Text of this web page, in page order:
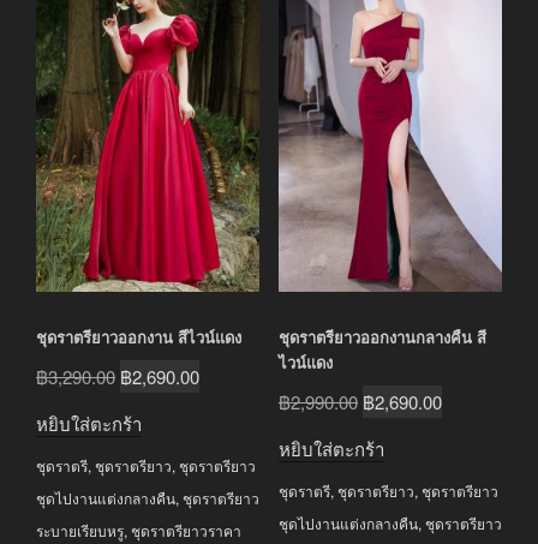
ชุดราตรียาวออกงาน สีไวน์แดง
฿3,290.00 Original
฿3,290.00.
฿2,690.00Current
฿2,690.00.
หยิบใส่ตะกร้า
ชุดราตรี, ชุดราตรียาว, ชุดราตรียาว
ชุดไปงานแต่งกลางคืน, ชุดราตรียาว
ระบายเรียบหรู, ชุดราตรียาวราคา
ชุดราตรียาวออกงานกลางคืน สี
ไวน์แดง
฿2,990.00 Original
฿2,990.00.
฿2,690.00Current
฿2,690.00.
หยิบใส่ตะกร้า
ชุดราตรี, ชุดราตรียาว, ชุดราตรียาว
ชุดไปงานแต่งกลางคืน, ชุดราตรียาว